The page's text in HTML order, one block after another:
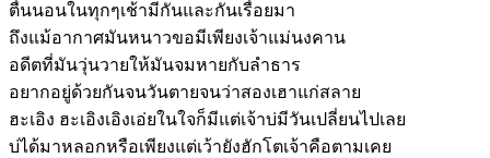
ตื่นนอนในทุกๆเช้ามีกันและกันเรื่อยมา
ถึงแม้อากาศมันหนาวขอมีเพียงเจ้าแม่นงคาน
อดีตที่มันวุ่นวายให้มันจมหายกับลำธาร
อยากอยู่ด้วยกันจนวันตายจนว่าสองเฮาแก่สลาย
ฮะเอิง ฮะเอิงเอิงเอ่ยในใจก็มีแต่เจ้าบ่มีวันเปลี่ยนไปเลย
บ่ได้มาหลอกหรือเพียงแต่เว้ายังฮักโตเจ้าคือตามเคย